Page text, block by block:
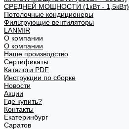
СРЕДНЕЙ МОЩНОСТИ (1кВт - 1,5кВт)
Потолочные кондиционеры
Фильтрующие вентиляторы
LANMIR
О компании
О компании
Наше производство
Сертификаты
Каталоги PDF
Инструкции по сборке
Новости
Акции
Где купить?
Контакты
Екатеринбург
Саратов